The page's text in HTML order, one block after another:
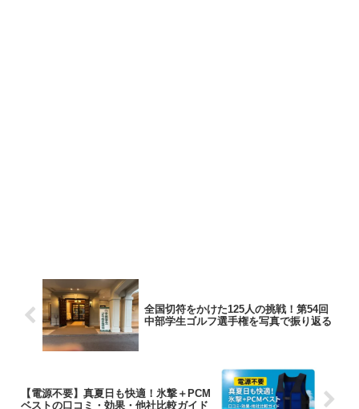
全国切符をかけた125人の挑戦！第54回
中部学生ゴルフ選手権を写真で振り返る
【電源不要】真夏日も快適！氷撃＋PCM
ベストの口コミ・効果・他社比較ガイド